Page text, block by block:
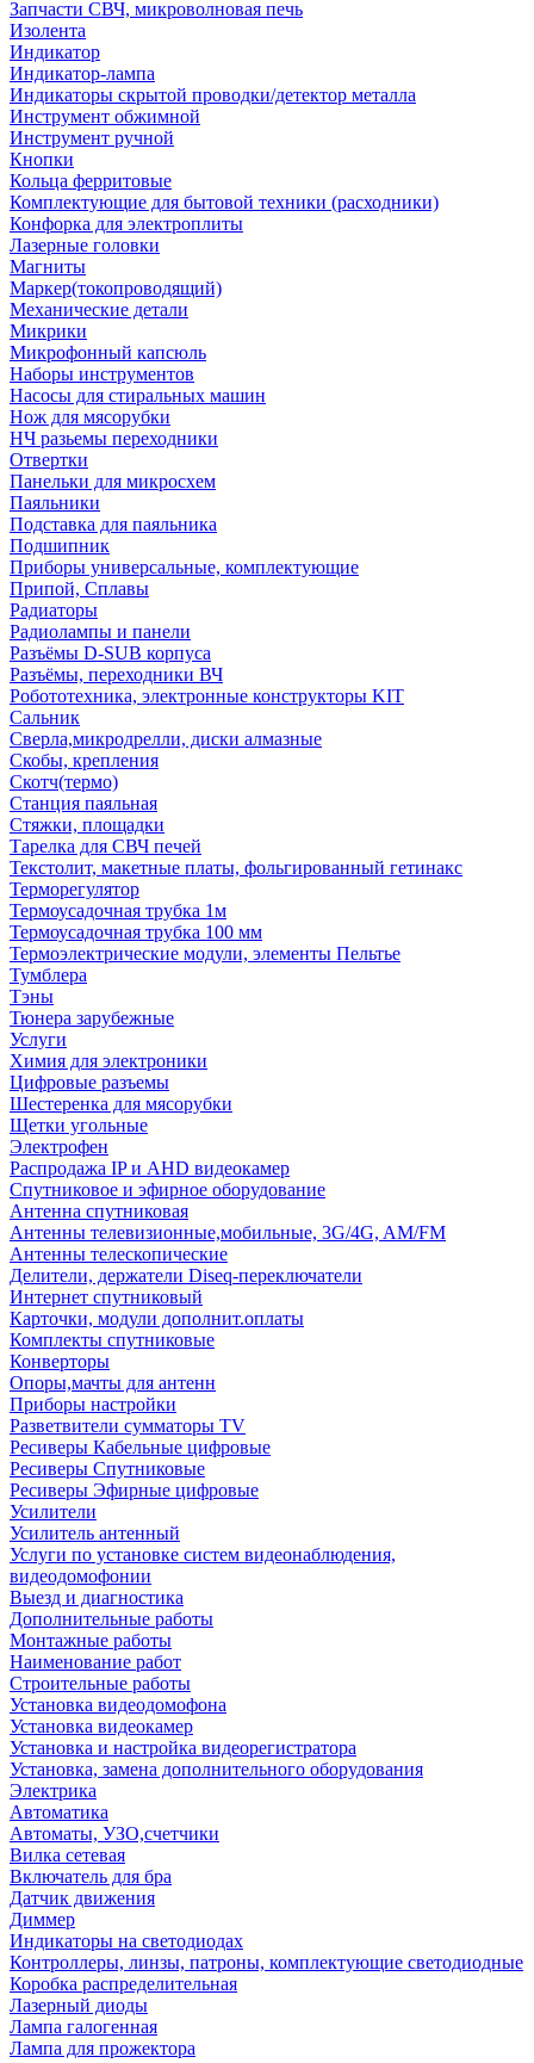
Запчасти СВЧ, микроволновая печь
Изолента
Индикатор
Индикатор-лампа
Индикаторы скрытой проводки/детектор металла
Инструмент обжимной
Инструмент ручной
Кнопки
Кольца ферритовые
Комплектующие для бытовой техники (расходники)
Конфорка для электроплиты
Лазерные головки
Магниты
Маркер(токопроводящий)
Механические детали
Микрики
Микрофонный капсюль
Наборы инструментов
Насосы для стиральных машин
Нож для мясорубки
НЧ разьемы переходники
Отвертки
Панельки для микросхем
Паяльники
Подставка для паяльника
Подшипник
Приборы универсальные, комплектующие
Припой, Сплавы
Радиаторы
Радиолампы и панели
Разъёмы D-SUB корпуса
Разъёмы, переходники ВЧ
Робототехника, электронные конструкторы KIT
Сальник
Сверла,микродрелли, диски алмазные
Скобы, крепления
Скотч(термо)
Станция паяльная
Стяжки, площадки
Тарелка для СВЧ печей
Текстолит, макетные платы, фольгированный гетинакс
Терморегулятор
Термоусадочная трубка 1м
Термоусадочная трубка 100 мм
Термоэлектрические модули, элементы Пельтье
Тумблера
Тэны
Тюнера зарубежные
Услуги
Химия для электроники
Цифровые разъемы
Шестеренка для мясорубки
Щетки угольные
Электрофен
Распродажа IP и AHD видеокамер
Спутниковое и эфирное оборудование
Антенна спутниковая
Антенны телевизионные,мобильные, 3G/4G, AM/FM
Антенны телескопические
Делители, держатели Diseq-переключатели
Интернет спутниковый
Карточки, модули дополнит.оплаты
Комплекты спутниковые
Конверторы
Опоры,мачты для антенн
Приборы настройки
Разветвители сумматоры TV
Ресиверы Кабельные цифровые
Ресиверы Спутниковые
Ресиверы Эфирные цифровые
Усилители
Усилитель антенный
Услуги по установке систем видеонаблюдения,
видеодомофонии
Выезд и диагностика
Дополнительные работы
Монтажные работы
Наименование работ
Строительные работы
Установка видеодомофона
Установка видеокамер
Установка и настройка видеорегистратора
Установка, замена дополнительного оборудования
Электрика
Автоматика
Автоматы, УЗО,счетчики
Вилка сетевая
Включатель для бра
Датчик движения
Диммер
Индикаторы на светодиодах
Контроллеры, линзы, патроны, комплектующие светодиодные
Коробка распределительная
Лазерный диоды
Лампа галогенная
Лампа для прожектора